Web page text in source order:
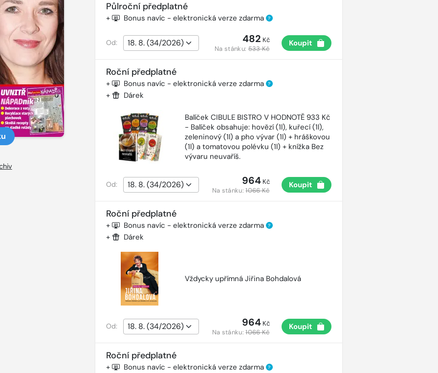
Půlroční předplatné
+ Bonus navíc - elektronická verze zdarma ?
Od: 482 Kč
Na stánku:533 Kč
Koupit
Roční předplatné
+ Bonus navíc - elektronická verze zdarma ?
+ Dárek
Balíček CIBULE BISTRO V HODNOTĚ 933 Kč
- Balíček obsahuje: hovězí (1l), kuřecí (1l),
zeleninový (1l) a pho vývar (1l) + hráškovou
(1l) a tomatovou polévku (1l) + knížka Bez
vývaru neuvaříš.
Od: 964Kč
Na stánku:1066 Kč
Koupit
Roční předplatné
+ Bonus navíc - elektronická verze zdarma ?
+ Dárek
Vždycky upřímná Jiřina Bohdalová
Od: 964Kč
Na stánku:1066 Kč
Koupit
Roční předplatné
+ Bonus navíc - elektronická verze zdarma ?